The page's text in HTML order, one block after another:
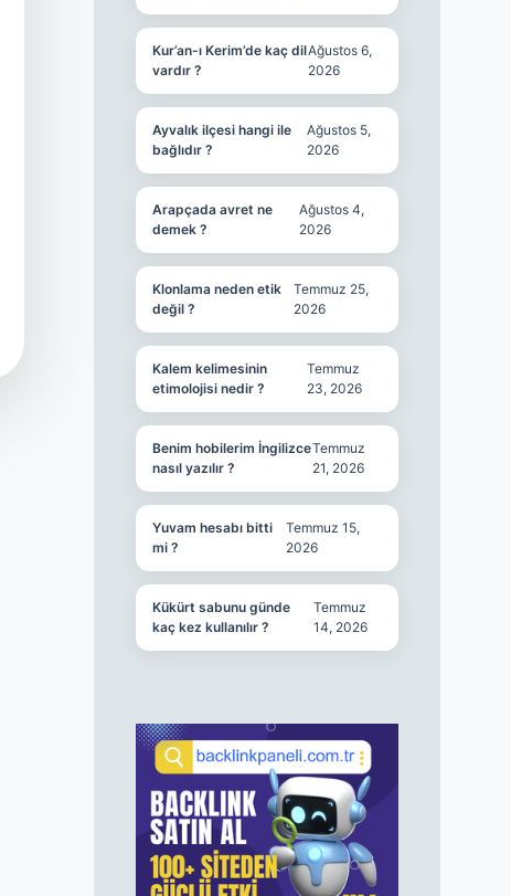
Kur’an-ı Kerim’de kaç dil
vardır ?
Ağustos 6,
2026
Ayvalık ilçesi hangi ile
bağlıdır ?
Ağustos 5,
2026
Arapçada avret ne
demek ?
Ağustos 4,
2026
Klonlama neden etik
değil ?
Temmuz 25,
2026
Kalem kelimesinin
etimolojisi nedir ?
Temmuz
23, 2026
Benim hobilerim İngilizce
nasıl yazılır ?
Temmuz
21, 2026
Yuvam hesabı bitti
mi ?
Temmuz 15,
2026
Kükürt sabunu günde
kaç kez kullanılır ?
Temmuz
14, 2026